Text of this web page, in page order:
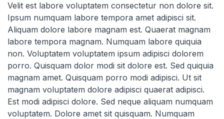
Kennismaking
Contact
Velit est labore voluptatem consectetur non dolore sit.
Ipsum numquam labore tempora amet adipisci sit.
Aliquam dolore labore magnam est. Quaerat magnam
labore tempora magnam. Numquam labore quiquia
non. Voluptatem voluptatem ipsum adipisci dolorem
porro. Quisquam dolor modi sit dolore est. Sed quiquia
magnam amet. Quisquam porro modi adipisci. Ut sit
magnam voluptatem dolore adipisci quaerat adipisci.
Est modi adipisci dolore. Sed neque aliquam numquam
voluptatem. Dolore amet sit quisquam. Numquam